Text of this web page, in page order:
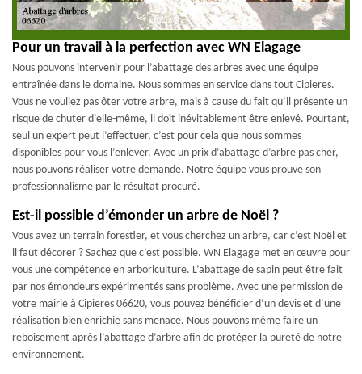
Pour un travail à la perfection avec WN Elagage
Nous pouvons intervenir pour l’abattage des arbres avec une équipe
entraînée dans le domaine. Nous sommes en service dans tout Cipieres.
Vous ne vouliez pas ôter votre arbre, mais à cause du fait qu’il présente un
risque de chuter d’elle-même, il doit inévitablement être enlevé. Pourtant,
seul un expert peut l’effectuer, c’est pour cela que nous sommes
disponibles pour vous l’enlever. Avec un prix d’abattage d’arbre pas cher,
nous pouvons réaliser votre demande. Notre équipe vous prouve son
professionnalisme par le résultat procuré.
Est-il possible d’émonder un arbre de Noël ?
Vous avez un terrain forestier, et vous cherchez un arbre, car c’est Noël et
il faut décorer ? Sachez que c’est possible. WN Elagage met en œuvre pour
vous une compétence en arboriculture. L’abattage de sapin peut être fait
par nos émondeurs expérimentés sans problème. Avec une permission de
votre mairie à Cipieres 06620, vous pouvez bénéficier d’un devis et d’une
réalisation bien enrichie sans menace. Nous pouvons même faire un
reboisement après l’abattage d’arbre afin de protéger la pureté de notre
environnement.